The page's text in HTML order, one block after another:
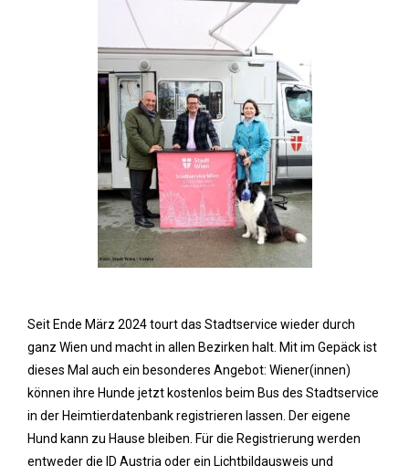
Seit Ende März 2024 tourt das Stadtservice wieder durch
ganz Wien und macht in allen Bezirken halt. Mit im Gepäck ist
dieses Mal auch ein besonderes Angebot: Wiener(innen)
können ihre Hunde jetzt kostenlos beim Bus des Stadtservice
in der Heimtierdatenbank registrieren lassen. Der eigene
Hund kann zu Hause bleiben. Für die Registrierung werden
entweder die ID Austria oder ein Lichtbildausweis und